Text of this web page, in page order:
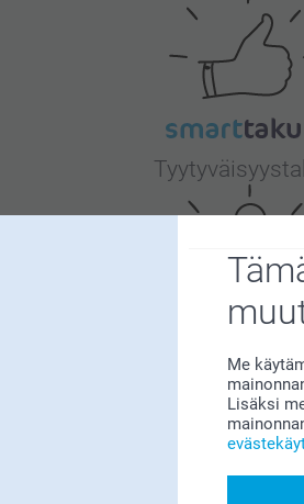
Me
Lisäksi
Bonusta kaikista